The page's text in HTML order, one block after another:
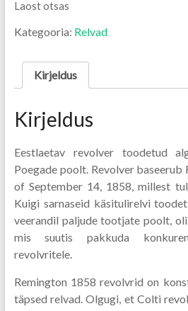
Laost otsas
Kategooria: Relvad
Kirjeldus
Kirjeldus
Eestlaetav revolver toodetud
Poegade poolt. Revolver baseerub
of September 14, 1858, millest
Kuigi sarnaseid käsitulirelvi
veerandil paljude tootjate poolt, oli
mis suutis pakkuda
revolvritele.
Remington 1858 revolvrid on
täpsed relvad. Olgugi, et Colti